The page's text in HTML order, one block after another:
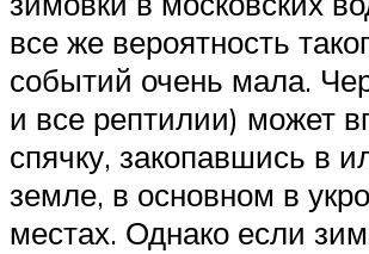
все же вероятность
событий очень мала.
и все рептилии) может
спячку, закопавшись в
земле, в основном в
местах. Однако если